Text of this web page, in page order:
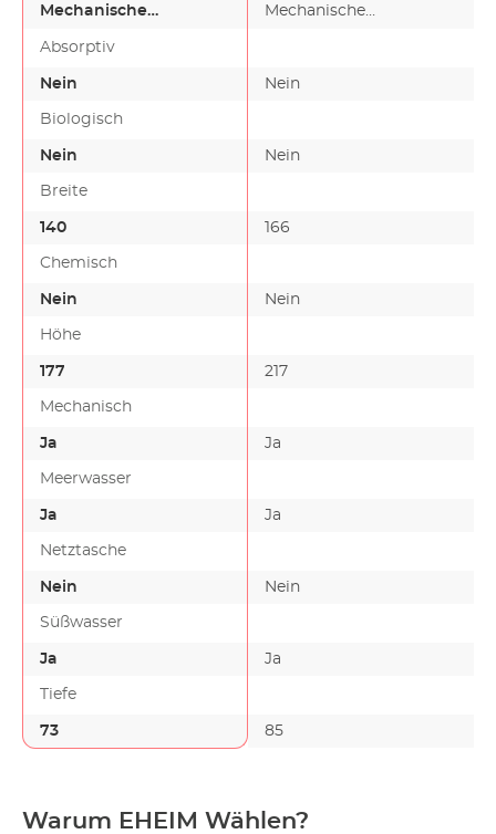
Mechanische
Schwebstoffe und
Mechanische
Absorptiv
Nein Nein
Biologisch
Nein Nein
Breite
140 166
Chemisch
Nein Nein
Höhe
177 217
Mechanisch
Ja Ja
Meerwasser
Ja Ja
Netztasche
Nein Nein
Süßwasser
Ja Ja
Tiefe
73 85
Warum EHEIM Wählen?